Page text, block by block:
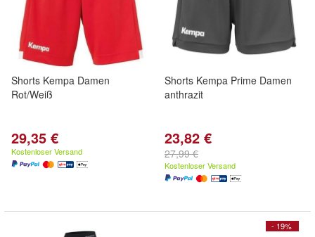
Shorts Kempa Damen
Rot/Weiß
29,35 €
Kostenloser Versand
Shorts Kempa Prime Damen
anthrazit
23,82 €
27,99 €
Kostenloser Versand
- 19%